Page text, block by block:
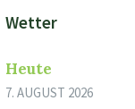
Wetter
Heute
7. AUGUST 2026